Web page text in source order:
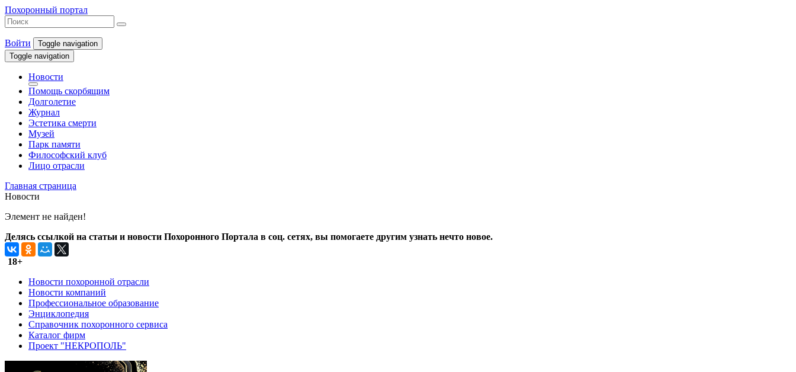
Похоронный портал
Войти
Toggle navigation
Toggle navigation
Новости
Помощь скорбящим
Долголетие
Журнал
Эстетика смерти
Музей
Парк памяти
Философский клуб
Лицо отрасли
Главная страница
Новости
Элемент не найден!
Делясь ссылкой на статьи и новости Похоронного Портала в соц. сетях, вы помогаете другим узнать нечто новое.
18+
Новости похоронной отрасли
Новости компаний
Профессиональное образование
Энциклопедия
Справочник похоронного сервиса
Каталог фирм
Проект "НЕКРОПОЛЬ"